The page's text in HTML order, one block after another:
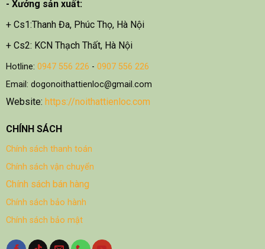
- Xưởng sản xuất:
+ Cs1:Thanh Đa, Phúc Thọ, Hà Nội
+ Cs2: KCN Thạch Thất, Hà Nội
Hotline: 0947 556 226 - 0907 556 226
Email: dogonoithattienloc@gmail.com
Website: https://noithattienloc.com
CHÍNH SÁCH
Chính sách thanh toán
Chính sách vận chuyển
Chính sách bán hàng
Chính sách bảo hành
Chính sách bảo mật